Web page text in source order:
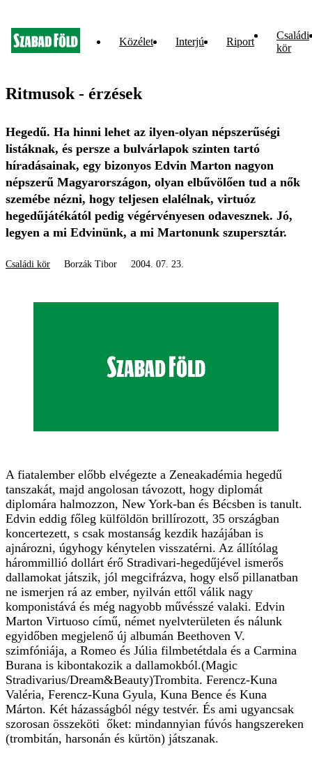
Közélet Interjú Riport
Családi
kör
Ritmusok - érzések
Hegedű. Ha hinni lehet az ilyen-olyan népszerűségi
listáknak, és persze a bulvárlapok szinten tartó
híradásainak, egy bizonyos Edvin Marton nagyon
népszerű Magyarországon, olyan elbűvölően tud a nők
szemébe nézni, hogy teljesen elalélnak, virtuóz
hegedűjátékától pedig végérvényesen odavesznek. Jó,
legyen a mi Edvinünk, a mi Martonunk szupersztár.
Családi kör Borzák Tibor 2004. 07. 23.
A fiatalember előbb elvégezte a Zeneakadémia hegedű
tanszakát, majd angolosan távozott, hogy diplomát
diplomára halmozzon, New York-ban és Bécsben is tanult.
Edvin eddig főleg külföldön brillírozott, 35 országban
koncertezett, s csak mostanság kezdik hazájában is
ajnározni, úgyhogy kénytelen visszatérni. Az állítólag
hárommillió dollárt érő Stradivari-hegedűjével ismerős
dallamokat játszik, jól megcifrázva, hogy első pillanatban
ne ismerjen rá az ember, nyilván ettől válik nagy
komponistává és még nagyobb művésszé valaki. Edvin
Marton Virtuoso című, német nyelvterületen és nálunk
egyidőben megjelenő új albumán Beethoven V.
szimfóniája, a Romeo és Júlia filmbetétdala és a Carmina
Burana is kibontakozik a dallamokból.(Magic
Stradivarius/Dream&Beauty)Trombita. Ferencz-Kuna
Valéria, Ferencz-Kuna Gyula, Kuna Bence és Kuna
Márton. Két házasságból négy testvér. És ami ugyancsak
szorosan összeköti őket: mindannyian fúvós hangszereken
(trombitán, harsonán és kürtön) játszanak.